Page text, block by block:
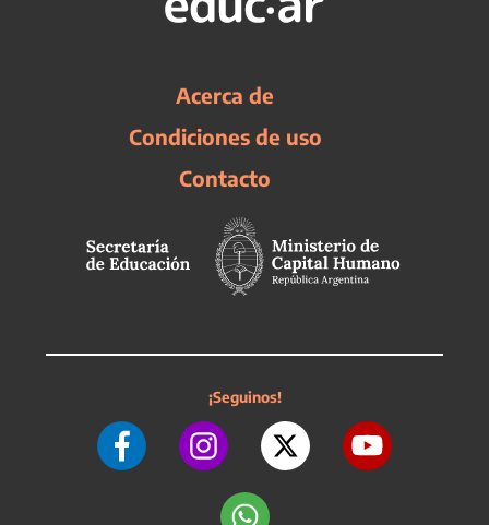
Acerca de
Condiciones de uso
Contacto
¡Seguinos!